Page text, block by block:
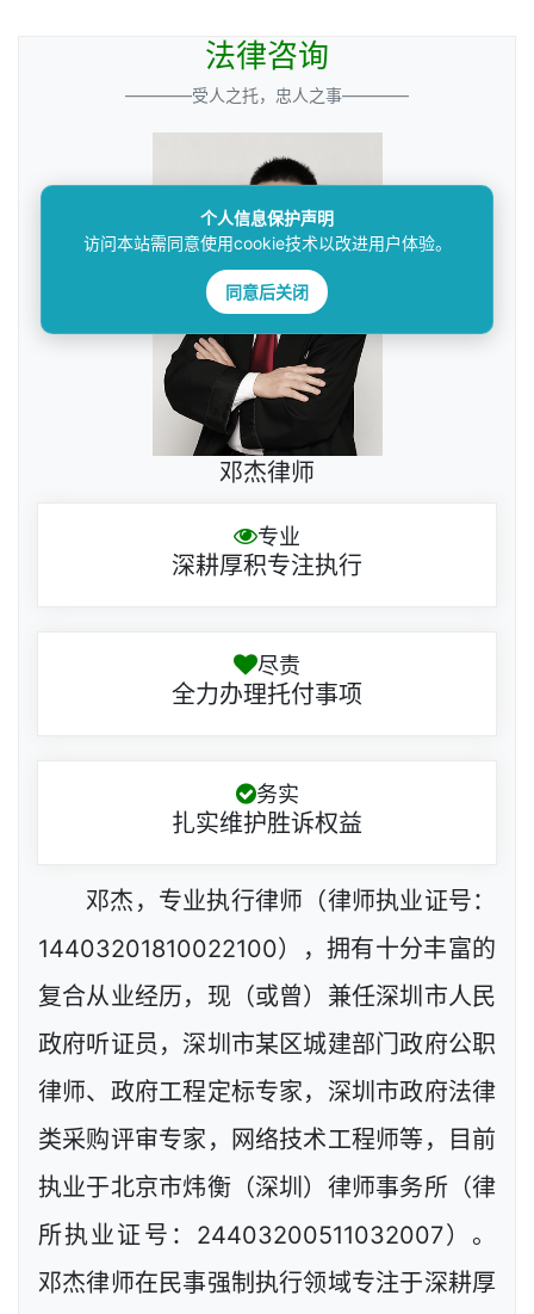
法律咨询
————受人之托，忠人之事————
邓杰律师
专业
深耕厚积专注执行
尽责
全力办理托付事项
务实
扎实维护胜诉权益
邓杰，专业执行律师（律师执业证号：
14403201810022100），拥有十分丰富的
复合从业经历，现（或曾）兼任深圳市人民
政府听证员，深圳市某区城建部门政府公职
律师、政府工程定标专家，深圳市政府法律
类采购评审专家，网络技术工程师等，目前
执业于北京市炜衡（深圳）律师事务所（律
所执业证号：24403200511032007）。
邓杰律师在民事强制执行领域专注于深耕厚
个人信息保护声明
访问本站需同意使用cookie技术以改进用户体验。
同意后关闭